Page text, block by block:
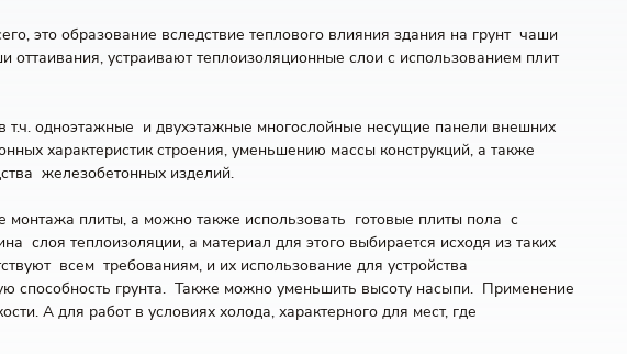
это образование вследствие теплового влияния здания на грунт чаши
оттаивания, устраивают теплоизоляционные слои с использованием плит
одноэтажные и двухэтажные многослойные несущие панели внешних
характеристик строения, уменьшению массы конструкций, а также
железобетонных изделий.
плиты, а можно также использовать готовые плиты пола с
слоя теплоизоляции, а материал для этого выбирается исходя из таких
всем требованиям, и их использование для устройства
способность грунта. Также можно уменьшить высоту насыпи. Применение
А для работ в условиях холода, характерного для мест, где